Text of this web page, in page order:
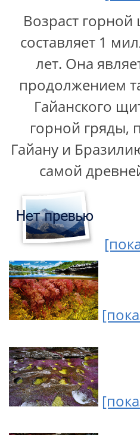
Возраст
составляет 1
лет. Она
продолжением
Гайанского
горной гряды,
Гайану и
самой